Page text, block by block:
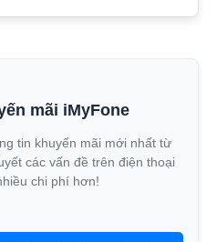
mãi iMyFone
tin khuyến mãi mới nhất từ
các vấn đề trên điện thoại
chi phí hơn!